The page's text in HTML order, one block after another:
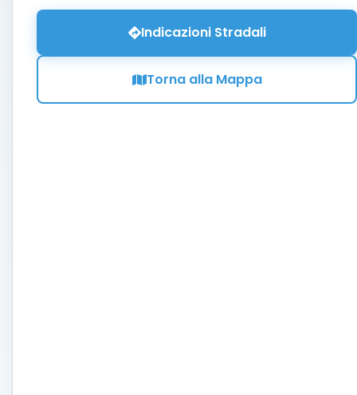
Indicazioni Stradali
Torna alla Mappa